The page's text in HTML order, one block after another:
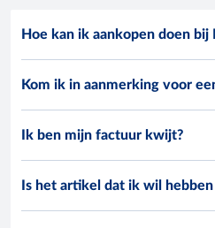
Hoe kan ik aankopen doen bij
Kom ik in aanmerking voor
Ik ben mijn factuur kwijt?
Is het artikel dat ik wil